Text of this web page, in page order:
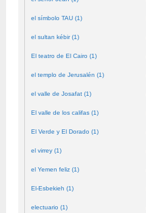
el símbolo TAU (1)
el sultan kébir (1)
El teatro de El Cairo (1)
el templo de Jerusalén (1)
el valle de Josafat (1)
El valle de los califas (1)
El Verde y El Dorado (1)
el virrey (1)
el Yemen feliz (1)
El-Esbekieh (1)
electuario (1)